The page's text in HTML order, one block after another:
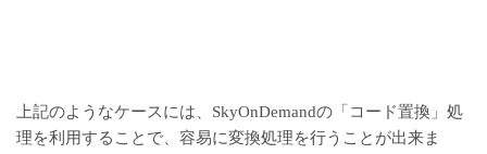
上記のようなケースには、SkyOnDemandの「コード置換」処
理を利用することで、容易に変換処理を行うことが出来ま